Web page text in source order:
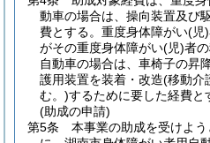
動車の場合は、操向装置及び
費とする。 重度身体障がい(児)
がその重度身体障がい(児)者
自動車の場合は、車椅子の昇
護用装置を装着・改造(移動介
む。)するために要した経費と
(助成の申請)
第5条
本事業の助成を受けよ